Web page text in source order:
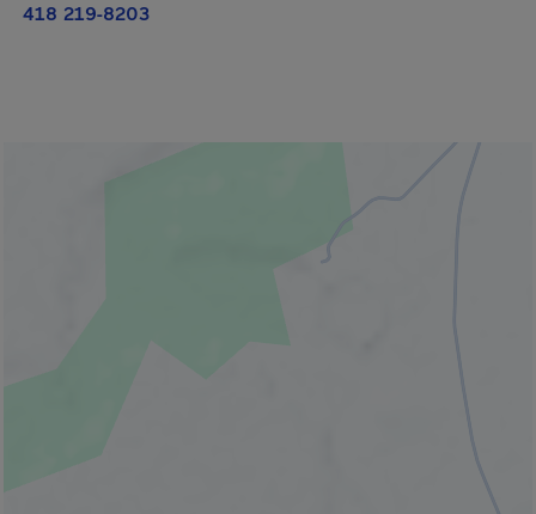
418 219-8203